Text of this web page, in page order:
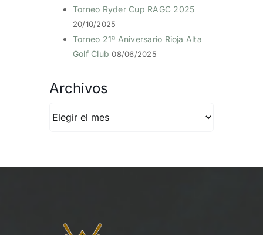
Torneo Ryder Cup RAGC 2025
20/10/2025
Torneo 21ª Aniversario Rioja Alta
Golf Club 08/06/2025
Archivos